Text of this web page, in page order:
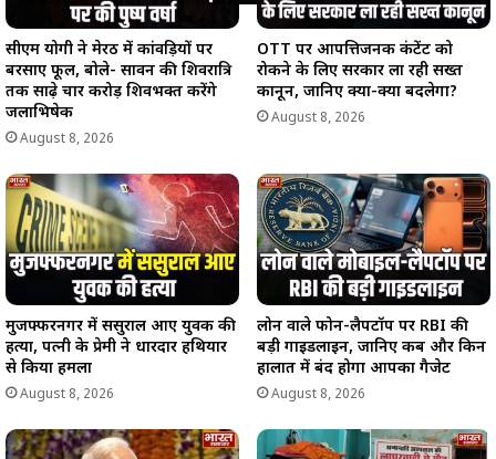
सीएम योगी ने मेरठ में कांवड़ियों पर
बरसाए फूल, बोले- सावन की शिवरात्रि
तक साढ़े चार करोड़ शिवभक्त करेंगे
जलाभिषेक
August 8, 2026
OTT पर आपत्तिजनक कंटेंट को
रोकने के लिए सरकार ला रही सख्त
कानून, जानिए क्या-क्या बदलेगा?
August 8, 2026
मुजफ्फरनगर में ससुराल आए युवक की
हत्या, पत्नी के प्रेमी ने धारदार हथियार
से किया हमला
August 8, 2026
लोन वाले फोन-लैपटॉप पर RBI की
बड़ी गाइडलाइन, जानिए कब और किन
हालात में बंद होगा आपका गैजेट
August 8, 2026